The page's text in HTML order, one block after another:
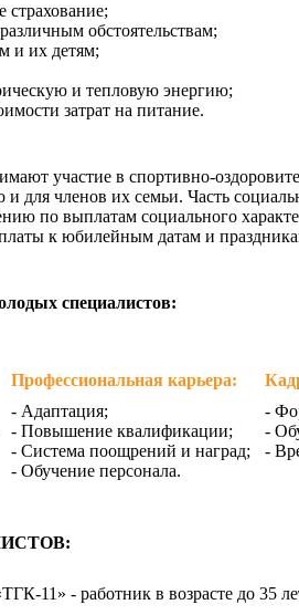
страхование;
обстоятельствам;
и их детям;
и тепловую энергию;
затрат на питание.
участие в спортивно-
для членов их семьи. Часть
по выплатам социального
к юбилейным датам и
специалистов:
Профессиональная карьера:
- Адаптация;
- Повышение квалификации;
- Система поощрений и наград;
- Обучение персонала.
-
-
-
11» - работник в возрасте до 35